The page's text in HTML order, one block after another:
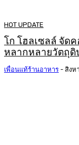
HOT UPDATE
โก โฮลเซลล์ จัด
หลากหลายวัตถุดิ
เพื่อนแท้ร้านอาหาร - สิงห